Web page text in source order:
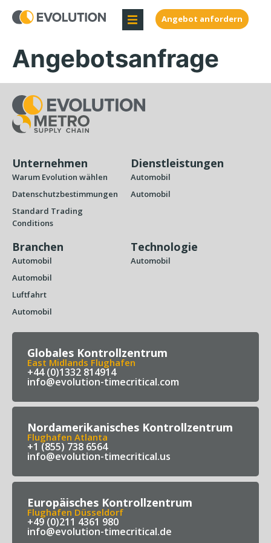
Angebot anfordern
Angebotsanfrage
Unternehmen
Warum Evolution wählen
Datenschutzbestimmungen
Standard Trading
Conditions
Dienstleistungen
Automobil
Automobil
Branchen
Automobil
Automobil
Luftfahrt
Automobil
Technologie
Automobil
Globales Kontrollzentrum
East Midlands Flughafen
+44 (0)1332 814914
info@evolution-timecritical.com
Nordamerikanisches Kontrollzentrum
Flughafen Atlanta
+1 (855) 738 6564
info@evolution-timecritical.us
Europäisches Kontrollzentrum
Flughafen Düsseldorf
+49 (0)211 4361 980
info@evolution-timecritical.de